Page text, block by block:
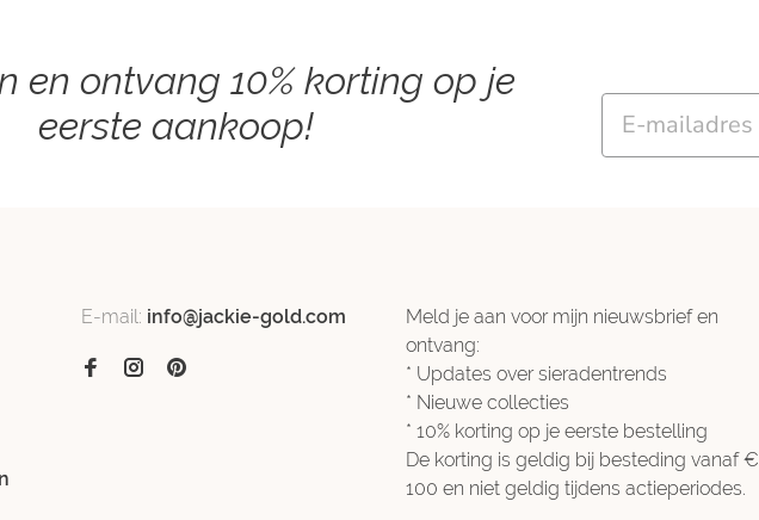
en ontvang 10% korting op je
eerste aankoop!
Email
E-mail: info@jackie-gold.com
Meld je aan voor mijn nieuwsbrief en
ontvang:
* Updates over sieradentrends
* Nieuwe collecties
* 10% korting op je eerste bestelling
De korting is geldig bij besteding vanaf €
100 en niet geldig tijdens actieperiodes.